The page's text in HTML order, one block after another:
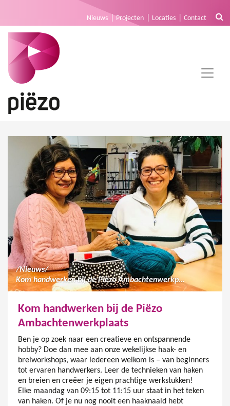
Nieuws Projecten Locaties Contact
/Nieuws/
Kom handwerken bij de Piëzo Ambachtenwerkplaats
Kom handwerken bij de Piëzo
Ambachtenwerkplaats
Ben je op zoek naar een creatieve en ontspannende
hobby? Doe dan mee aan onze wekelijkse haak- en
breiworkshops, waar iedereen welkom is – van beginners
tot ervaren handwerkers. Leer de technieken van haken
en breien en creëer je eigen prachtige werkstukken!
Elke maandag van 09:15 tot 11:15 uur staat in het teken
van haken. Of je nu nog nooit een haaknaald hebt